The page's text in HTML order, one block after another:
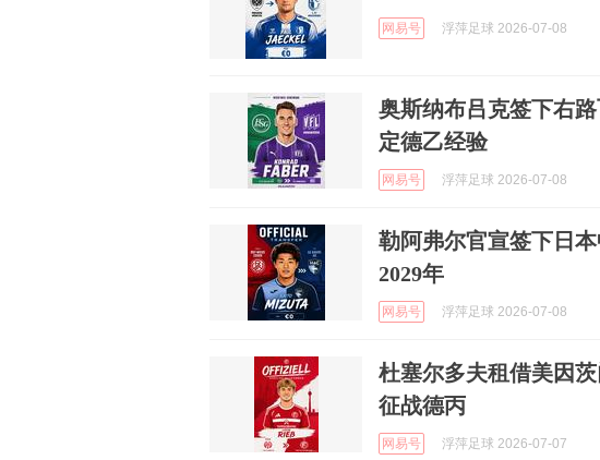
网易号 浮萍足球 2026-07-08
奥斯纳布吕克签下右
定德乙经验
网易号 浮萍足球 2026-07-08
勒阿弗尔官宣签下日
2029年
网易号 浮萍足球 2026-07-08
杜塞尔多夫租借美因
征战德丙
网易号 浮萍足球 2026-07-07